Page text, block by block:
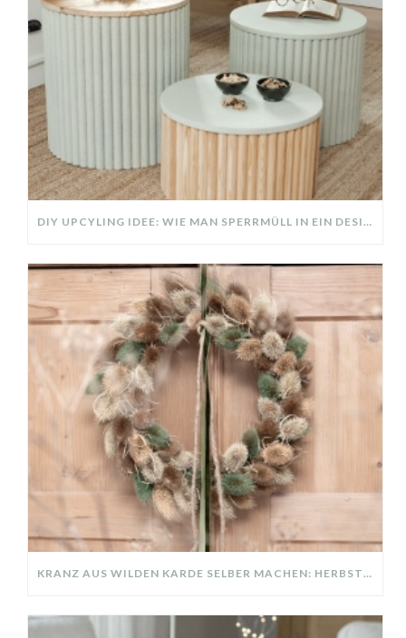
DIY UPCYLING IDEE: WIE MAN SPERRMÜLL IN EIN DESIGNER TEIL VERWANDELT
KRANZ AUS WILDEN KARDE SELBER MACHEN: HERBSTDEKO GANZ EINFACH